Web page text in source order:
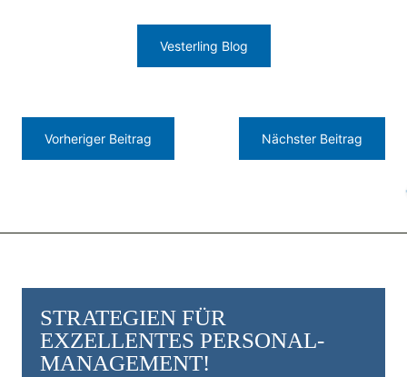
STRATEGIEN FÜR
EXZELLENTES PERSONAL­
MANAGEMENT!
Vorheriger Beitrag
Vesterling Blog
Nächster Beitrag